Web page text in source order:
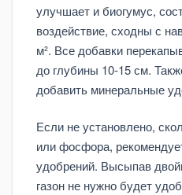
улучшает и биогумус,
воздействие, сходны с
м². Все добавки
до глубины 10-15 см.
добавить минеральные
Если не установлено,
или фосфора,
удобрений. Высыпав
газон не нужно будет